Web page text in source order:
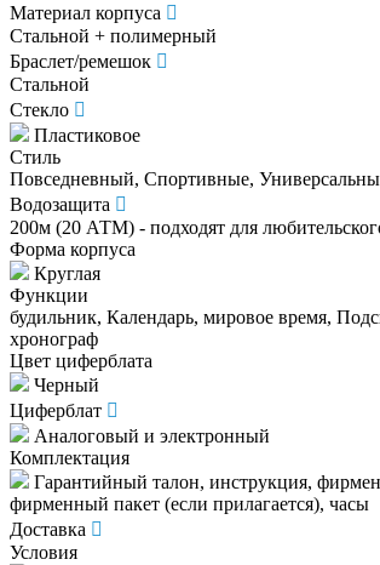
Материал корпуса
Стальной + полимерный
Браслет/ремешок
Стальной
Стекло
Пластиковое
Стиль
Повседневный, Спортивные,
Водозащита
200м (20 АТМ) - подходят для
Форма корпуса
Круглая
Функции
будильник, Календарь, мировое время,
хронограф
Цвет циферблата
Черный
Циферблат
Аналоговый и электронный
Комплектация
Гарантийный талон, инструкция,
фирменный пакет (если прилагается), часы
Доставка
Условия